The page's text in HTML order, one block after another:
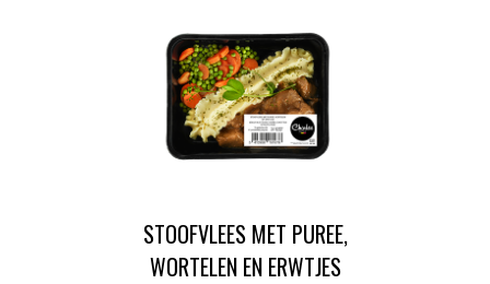
STOOFVLEES MET PUREE,
WORTELEN EN ERWTJES